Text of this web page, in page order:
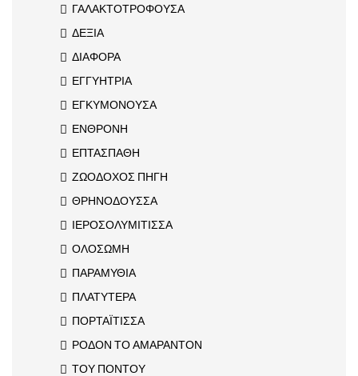
ΓΑΛΑΚΤΟΤΡΟΦΟΥΣΑ
ΔΕΞΙΑ
ΔΙΑΦΟΡΑ
ΕΓΓΥΗΤΡΙΑ
ΕΓΚΥΜΟΝΟΥΣΑ
ΕΝΘΡΟΝΗ
ΕΠΤΑΣΠΑΘΗ
ΖΩΟΔΟΧΟΣ ΠΗΓΗ
ΘΡΗΝΟΔΟΥΣΣΑ
ΙΕΡΟΣΟΛΥΜΙΤΙΣΣΑ
ΟΛΟΣΩΜΗ
ΠΑΡΑΜΥΘΙΑ
ΠΛΑΤΥΤΕΡΑ
ΠΟΡΤΑΪΤΙΣΣΑ
ΡΟΔΟΝ ΤΟ ΑΜΑΡΑΝΤΟΝ
ΤΟΥ ΠΟΝΤΟΥ